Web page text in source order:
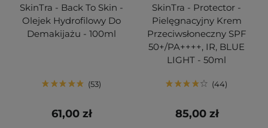
SkinTra - Back To Skin -
Olejek Hydrofilowy Do
Demakijażu - 100ml
53
61,00 zł
SkinTra - Protector -
Pielęgnacyjny Krem
Przeciwsłoneczny SPF
50+/PA++++, IR, BLUE
LIGHT - 50ml
44
85,00 zł